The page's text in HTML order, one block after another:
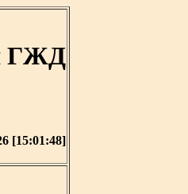
ГЖД
[15:01:48]